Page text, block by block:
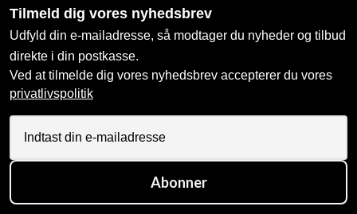
Tilmeld dig vores nyhedsbrev
Udfyld din e-mailadresse, så modtager du nyheder og tilbud
direkte i din postkasse.
Ved at tilmelde dig vores nyhedsbrev accepterer du vores
privatlivspolitik
Abonner